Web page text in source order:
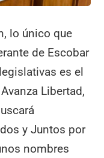
lo único que
de Escobar
es el
Libertad,
y Juntos por
nombres